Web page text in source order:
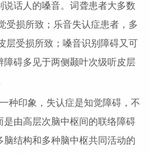
话人的嗓音。词聋患者大多数
受损所致；乐音失认症患者，多
层受损所致；嗓音识别障碍又可
碍多见于两侧颞叶次级听皮层
种印象，失认症是知觉障碍，不
是由高层次脑中枢间的联络障碍
结构和多种脑中枢共同活动的